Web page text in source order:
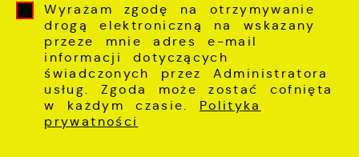
Wyrażam zgodę na otrzymywanie
drogą elektroniczną na wskazany
przeze mnie adres e-mail
informacji dotyczących
świadczonych przez Administratora
usług. Zgoda może zostać cofnięta
w każdym czasie. Polityka
prywatności